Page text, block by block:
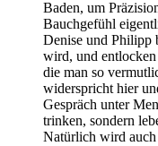
Baden, um
Bauchgefühl
Denise und Philipp
wird, und
die man so
widerspricht hier
Gespräch unter
trinken, sondern
Natürlich wird